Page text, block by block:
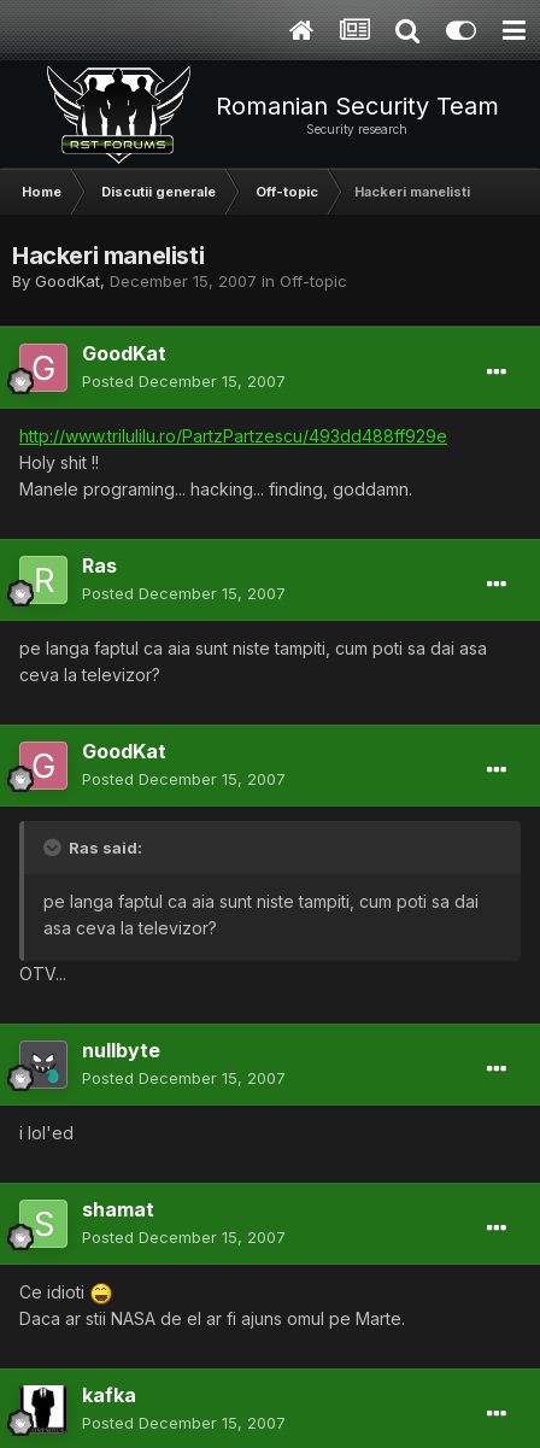
Romanian Security Team
Security research
Home Discutii generale Off-topic Hackeri manelisti
Hackeri manelisti
By GoodKat, December 15, 2007 in Off-topic
GoodKat
Posted December 15, 2007
http://www.trilulilu.ro/PartzPartzescu/493dd488ff929e
Holy shit !!
Manele programing... hacking... finding, goddamn.
Ras
Posted December 15, 2007
pe langa faptul ca aia sunt niste tampiti, cum poti sa dai asa
ceva la televizor?
GoodKat
Posted December 15, 2007
Ras said:
pe langa faptul ca aia sunt niste tampiti, cum poti sa dai
asa ceva la televizor?
OTV...
nullbyte
Posted December 15, 2007
i lol'ed
shamat
Posted December 15, 2007
Ce idioti
Daca ar stii NASA de el ar fi ajuns omul pe Marte.
kafka
Posted December 15, 2007